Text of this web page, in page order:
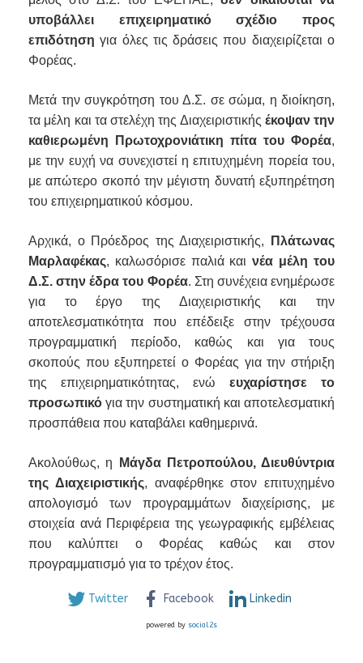
υποβάλλει επιχειρηματικό σχέδιο προς
επιδότηση για όλες τις δράσεις που διαχειρίζεται ο
Φορέας.
Μετά την συγκρότηση του Δ.Σ. σε σώμα, η διοίκηση,
τα μέλη και τα στελέχη της Διαχειριστικής έκοψαν την
καθιερωμένη Πρωτοχρονιάτικη πίτα του Φορέα,
με την ευχή να συνεχιστεί η επιτυχημένη πορεία του,
με απώτερο σκοπό την μέγιστη δυνατή εξυπηρέτηση
του επιχειρηματικού κόσμου.
Αρχικά, ο Πρόεδρος της Διαχειριστικής,
Πλάτωνας
Μαρλαφέκας, καλωσόρισε παλιά καινέα μέλη του
Δ.Σ. στην έδρα του Φορέα. Στη συνέχεια ενημέρωσε
για το έργο της Διαχειριστικής και την
αποτελεσματικότητα που επέδειξε στην τρέχουσα
προγραμματική περίοδο, καθώς και για τους
σκοπούς που εξυπηρετεί ο Φορέας για την στήριξη
της επιχειρηματικότητας, ενώ ευχαρίστησε το
προσωπικό για την συστηματική και αποτελεσματική
προσπάθεια που καταβάλει καθημερινά.
Ακολούθως, η
Μάγδα Πετροπούλου, Διευθύντρια
της Διαχειριστικής, αναφέρθηκε στον επιτυχημένο
απολογισμό των προγραμμάτων διαχείρισης, με
στοιχεία ανά Περιφέρεια της γεωγραφικής εμβέλειας
που καλύπτει ο Φορέας καθώς και στον
προγραμματισμό για το τρέχον έτος.
Twitter Facebook Linkedin
powered by social2s